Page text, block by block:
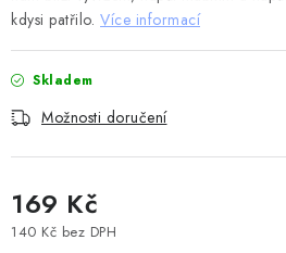
kdysi patřilo. Více informací
Skladem
Možnosti doručení
169 Kč
140 Kč bez DPH